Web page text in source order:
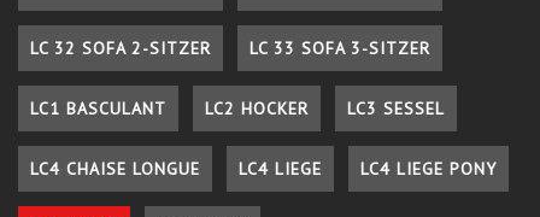
LC 32 SOFA 2-SITZER LC 33 SOFA 3-SITZER
LC1 BASCULANT LC2 HOCKER LC3 SESSEL
LC4 CHAISE LONGUE LC4 LIEGE LC4 LIEGE PONY